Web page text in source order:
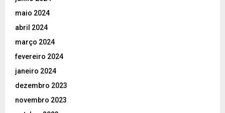
maio 2024
abril 2024
março 2024
fevereiro 2024
janeiro 2024
dezembro 2023
novembro 2023